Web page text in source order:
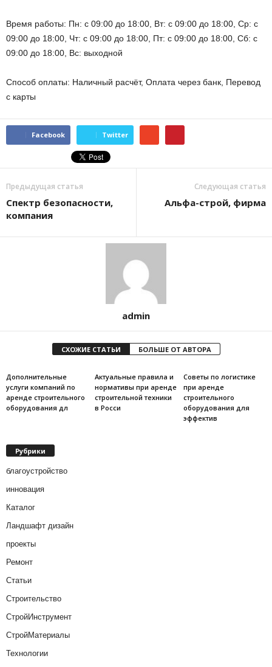
Время работы: Пн: с 09:00 до 18:00, Вт: с 09:00 до 18:00, Ср: с
09:00 до 18:00, Чт: с 09:00 до 18:00, Пт: с 09:00 до 18:00, Сб: с
09:00 до 18:00, Вс: выходной
Способ оплаты: Наличный расчёт, Оплата через банк, Перевод
с карты
Facebook Twitter
Предыдущая статья
Спектр безопасности,
компания
Следующая статья
Альфа-строй, фирма
admin
СХОЖИЕ СТАТЬИ БОЛЬШЕ ОТ АВТОРА
Дополнительные
услуги компаний по
аренде строительного
оборудования дл
Актуальные правила и
нормативы при аренде
строительной техники
в Росси
Советы по логистике
при аренде
строительного
оборудования для
эффектив
Рубрики
благоустройство
инновация
Каталог
Ландшафт дизайн
проекты
Ремонт
Статьи
Строительство
СтройИнструмент
СтройМатериалы
Технологии